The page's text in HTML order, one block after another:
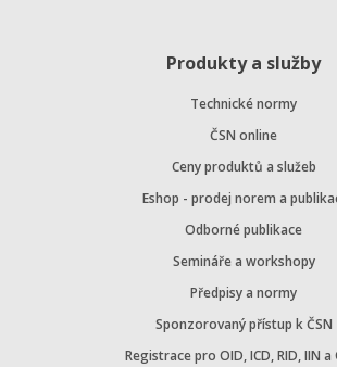
Produkty a služby
Technické normy
ČSN online
Ceny produktů a služeb
Eshop - prodej norem a
Odborné publikace
Semináře a workshopy
Předpisy a normy
Sponzorovaný přístup k ČSN
Registrace pro OID, ICD, RID, IIN a